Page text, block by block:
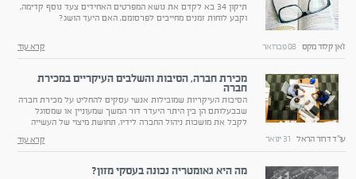
ז'אן קלוד מקס 08 פברואר
תיקון 34 בא לקדם את נושא המפרטים האחידים צעד נוסף קדימה,
וקבע לוחות זמנים מחייבים לפרסומם, האם היעד הושג?
קרא עוד
עו"ד דרור הראל 31 ינואר
מכירת חברה, הסיבות והשלבים העיקריים במכירת
חברה
הסיבות העיקריות שמובילות אנשי עסקים להחליט על מכירת חברה
שבבעלותם הן בין היתר היעדר דור המשך שמעוניין או שמסוגל
לקבל את מושכות ניהול החברה לידיו, תחושת מיצוי של העשייה
קרא עוד
מה היא גאומטריה נכונה בעסקי מזון?